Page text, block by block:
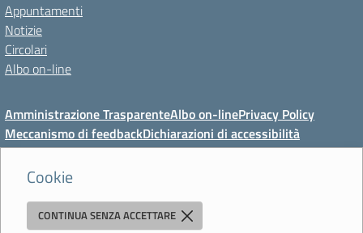
Cookie
CONTINUA SENZA ACCETTARE
Appuntamenti
Notizie
Circolari
Albo on-line
Amministrazione TrasparenteAlbo on-linePrivacy Policy
Meccanismo di feedbackDichiarazioni di accessibilità
Preferenze cookie
Direzione Didattica di Vignola